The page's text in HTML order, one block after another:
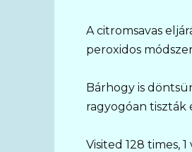
A citromsavas
peroxidos
Bárhogy is
ragyogóan tiszták
Visited 128 times,